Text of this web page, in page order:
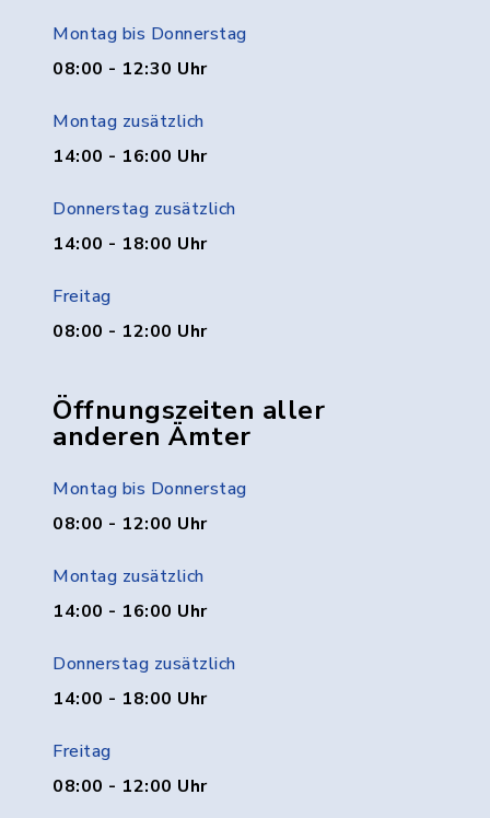
Montag bis Donnerstag
08:00 - 12:30 Uhr
Montag zusätzlich
14:00 - 16:00 Uhr
Donnerstag zusätzlich
14:00 - 18:00 Uhr
Freitag
08:00 - 12:00 Uhr
Öffnungszeiten aller
anderen Ämter
Montag bis Donnerstag
08:00 - 12:00 Uhr
Montag zusätzlich
14:00 - 16:00 Uhr
Donnerstag zusätzlich
14:00 - 18:00 Uhr
Freitag
08:00 - 12:00 Uhr